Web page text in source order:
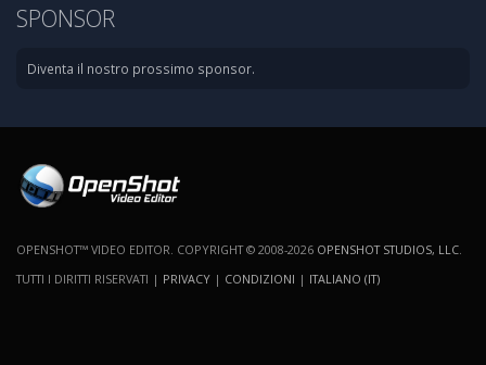
SPONSOR
Diventa il nostro prossimo sponsor.
OPENSHOT™ VIDEO EDITOR. COPYRIGHT © 2008-2026 OPENSHOT STUDIOS, LLC
TUTTI I DIRITTI RISERVATI | PRIVACY | CONDIZIONI | ITALIANO (IT)